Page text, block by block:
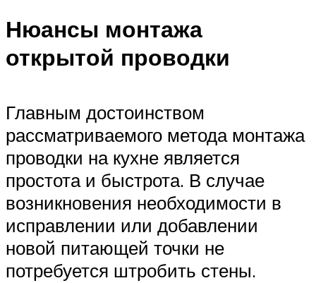
Нюансы монтажа
открытой проводки
Главным достоинством
рассматриваемого метода монтажа
проводки на кухне является
простота и быстрота. В случае
возникновения необходимости в
исправлении или добавлении
новой питающей точки не
потребуется штробить стены.